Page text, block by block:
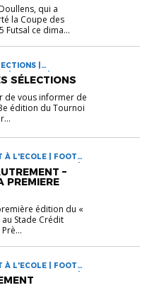
qui a
la Coupe des
Futsal ce dima...
|
| FUTSAL |
SÉLECTIONS
de vous informer de
édition du Tournoi
À L'ECOLE | FOOT
MILIEU SCOLAIRE |
|
| SPORT ADAPTÉ
–
PREMIERE
édition du «
au Stade Crédit
À L'ECOLE | FOOT
MILIEU SCOLAIRE |